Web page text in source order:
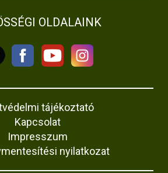
OLDALAINK
tájékoztató
Kapcsolat
Impresszum
nyilatkozat